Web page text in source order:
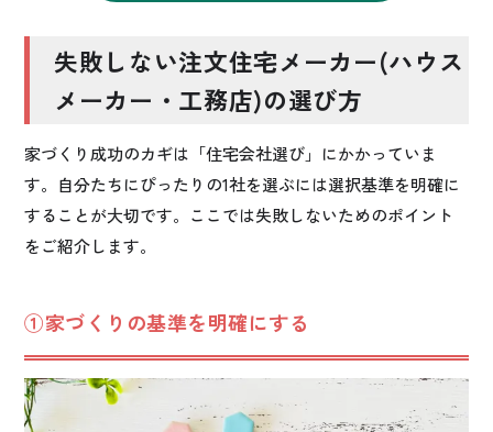
失敗しない注文住宅メーカー(ハウス
メーカー・工務店)の選び方
家づくり成功のカギは「住宅会社選び」にかかっていま
す。自分たちにぴったりの1社を選ぶには選択基準を明確に
することが大切です。ここでは失敗しないためのポイント
をご紹介します。
①家づくりの基準を明確にする